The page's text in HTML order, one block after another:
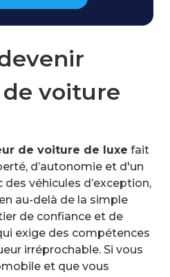
voiture
de voiture de luxe fait
d’autonomie et d'un
véhicules d’exception,
au-delà de la simple
de confiance et de
exige des compétences
irréprochable. Si vous
et que vous